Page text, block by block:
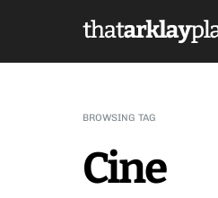
BROWSING TAG
Cine